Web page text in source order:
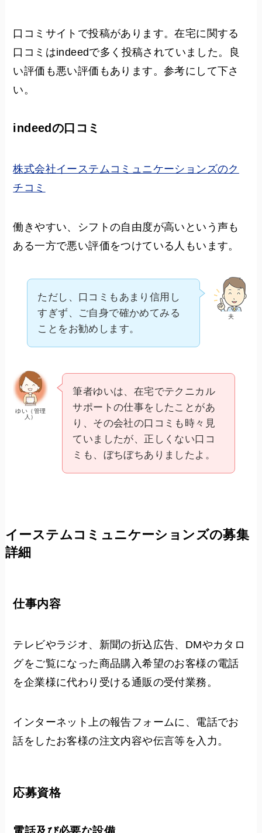
口コミサイトで投稿があります。在宅に関する
口コミはindeedで多く投稿されていました。良
い評価も悪い評価もあります。参考にして下さ
い。
indeedの口コミ
株式会社イーステムコミュニケーションズのク
チコミ
働きやすい、シフトの自由度が高いという声も
ある一方で悪い評価をつけている人もいます。
夫
ただし、口コミもあまり信用し
すぎず、ご自身で確かめてみる
ことをお勧めします。
ゆい（管理
人）
筆者ゆいは、在宅でテクニカル
サポートの仕事をしたことがあ
り、その会社の口コミも時々見
ていましたが、正しくない口コ
ミも、ぼちぼちありましたよ。
イーステムコミュニケーションズの募集
詳細
仕事内容
テレビやラジオ、新聞の折込広告、DMやカタロ
グをご覧になった商品購入希望のお客様の電話
を企業様に代わり受ける通販の受付業務。
インターネット上の報告フォームに、電話でお
話をしたお客様の注文内容や伝言等を入力。
応募資格